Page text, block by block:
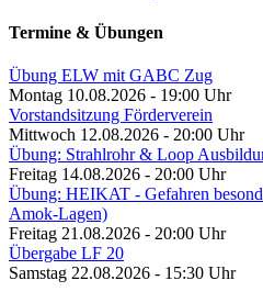
Termine & Übungen
Übung ELW mit GABC Zug
Montag 10.08.2026 - 19:00 Uhr
Vorstandsitzung Förderverein
Mittwoch 12.08.2026 - 20:00 Uhr
Übung: Strahlrohr & Loop
Freitag 14.08.2026 - 20:00 Uhr
Übung: HEIKAT - Gefahren
Amok-Lagen)
Freitag 21.08.2026 - 20:00 Uhr
Übergabe LF 20
Samstag 22.08.2026 - 15:30 Uhr